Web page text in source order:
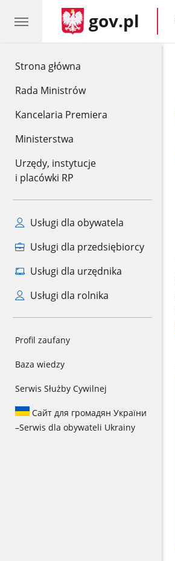
Strona główna
Rada Ministrów
Kancelaria Premiera
Ministerstwa
Urzędy, instytucje
i placówki RP
Usługi dla obywatela
Usługi dla przedsiębiorcy
Usługi dla urzędnika
Usługi dla rolnika
Profil zaufany
Baza wiedzy
Serwis Służby Cywilnej
Сайт для громадян України
–Serwis dla obywateli Ukrainy
gov.pl